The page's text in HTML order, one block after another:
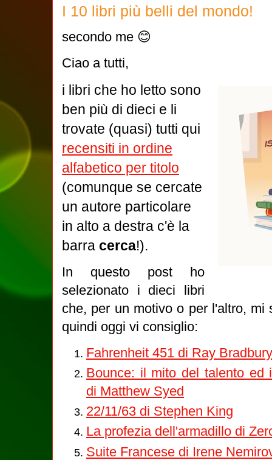
I 10 libri più belli del mondo!
secondo me 😊
Ciao a tutti,
i libri che ho letto sono
ben più di dieci e li
trovate (quasi) tutti qui
recensiti in ordine
alfabetico per titolo
(comunque se cercate
un autore particolare
in alto a destra c'è la
barra cerca!).
In questo post ho
selezionato i dieci libri
che, per un motivo o per l'altro,
quindi oggi vi consiglio:
Fahrenheit 451 di Ray Bradbury
Bounce: il mito del talento ed
di Matthew Syed
22/11/63 di Stephen King
La profezia dell'armadillo di
Suite Francese di Irene